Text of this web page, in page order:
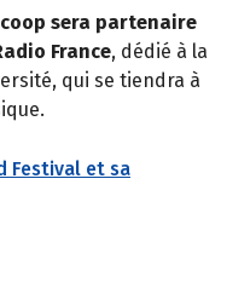
sera partenaire
France, dédié à la
qui se tiendra à
Festival et sa